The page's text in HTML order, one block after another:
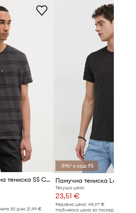
Levi's мъжка памучна тениска SS CLASSIC POCKET TEE
30 дни:21,99 €
-5%* с код: FS
Памучна тениска Levi's (2
Текуща цена:
23,51 €
Редовна цена: 45,97 €
Най-ниска цена за последните 30